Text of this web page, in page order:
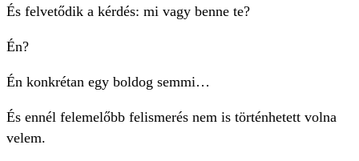
És felvetődik a kérdés: mi vagy benne te?
Én?
Én konkrétan egy boldog semmi…
És ennél felemelőbb felismerés nem is történhetett volna
velem.